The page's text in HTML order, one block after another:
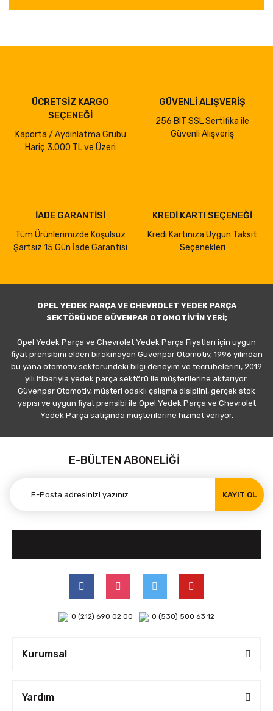
ÜCRETSİZ KARGO
SEÇENEĞİ
Kaporta / Aydınlatma Grubu
Hariç 3.000 TL ve Üzeri
GÜVENLİ ALIŞVERİŞ
256 BIT SSL Sertifika ile
Güvenli Alışveriş
İADE GARANTİSİ
Tüm Ürünlerimizde Koşulsuz
Şartsız 15 Gün İade Garantisi
KREDİ KARTI SEÇENEĞİ
Kredi Kartınıza Uygun Taksit
Seçenekleri
OPEL YEDEK PARÇA VE CHEVROLET YEDEK PARÇA
SEKTÖRÜNDE GÜVENPAR OTOMOTİV'İN YERİ;
Opel Yedek Parça ve Chevrolet Yedek Parça Fiyatları için uygun
fiyat prensibini elden bırakmayan Güvenpar Otomotiv, 1996 yılından
bu yana otomotiv sektöründeki bilgi deneyim ve tecrübelerini, 2019
yılı itibarıyla yedek parça sektörü ile müşterilerine aktarıyor.
Güvenpar Otomotiv, müşteri odaklı çalışma disiplini, gerçek stok
yapısı ve uygun fiyat prensibi ile Opel Yedek Parça ve Chevrolet
Yedek Parça satışında müşterilerine hizmet veriyor.
E-BÜLTEN ABONELİĞİ
KAYIT OL
0 (212) 690 02 00 0 (530) 500 63 12
Kurumsal
Yardım